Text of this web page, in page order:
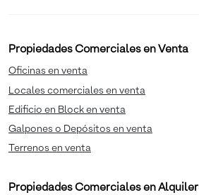
Propiedades Comerciales en Venta
Oficinas en venta
Locales comerciales en venta
Edificio en Block en venta
Galpones o Depósitos en venta
Terrenos en venta
Propiedades Comerciales en Alquiler